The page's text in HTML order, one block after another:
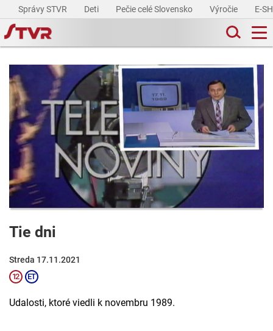
Správy STVR Deti Pečie celé Slovensko Výročie E-
Tie dni
Streda 17.11.2021
Udalosti, ktoré viedli k novembru 1989.